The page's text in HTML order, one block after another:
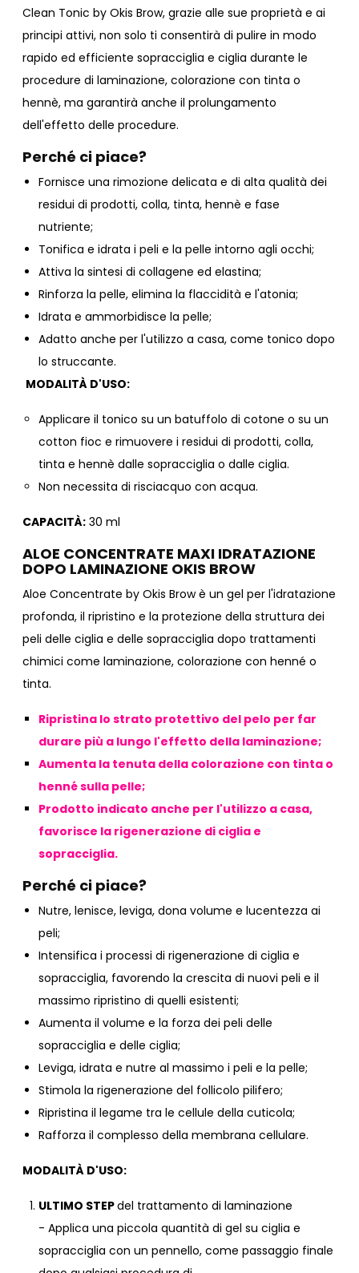
Clean Tonic by Okis Brow, grazie alle sue proprietà e ai
principi attivi, non solo ti consentirà di pulire in modo
rapido ed efficiente sopracciglia e ciglia durante le
procedure di laminazione, colorazione con tinta o
hennè, ma garantirà anche il prolungamento
dell'effetto delle procedure.
Perché ci piace?
Fornisce una rimozione delicata e di alta qualità dei
residui di prodotti, colla, tinta, hennè e fase
nutriente;
Tonifica e idrata i peli e la pelle intorno agli occhi;
Attiva la sintesi di collagene ed elastina;
Rinforza la pelle, elimina la flaccidità e l'atonia;
Idrata e ammorbidisce la pelle;
Adatto anche per l'utilizzo a casa, come tonico dopo
lo struccante.
MODALITÀ D'USO:
Applicare il tonico su un batuffolo di cotone o su un
cotton fioc e rimuovere i residui di prodotti, colla,
tinta e hennè dalle sopracciglia o dalle ciglia.
Non necessita di risciacquo con acqua.
CAPACITÀ: 30 ml
ALOE CONCENTRATE MAXI IDRATAZIONE
DOPO LAMINAZIONE OKIS BROW
Aloe Concentrate by Okis Brow è un gel per l'idratazione
profonda, il ripristino e la protezione della struttura dei
peli delle ciglia e delle sopracciglia dopo trattamenti
chimici come laminazione, colorazione con henné o
tinta.
Ripristina lo strato protettivo del pelo per far
durare più a lungo l'effetto della laminazione;
Aumenta la tenuta della colorazione con tinta o
henné sulla pelle;
Prodotto indicato anche per l'utilizzo a casa,
favorisce la rigenerazione di ciglia e
sopracciglia.
Perché ci piace?
Nutre, lenisce, leviga, dona volume e lucentezza ai
peli;
Intensifica i processi di rigenerazione di ciglia e
sopracciglia, favorendo la crescita di nuovi peli e il
massimo ripristino di quelli esistenti;
Aumenta il volume e la forza dei peli delle
sopracciglia e delle ciglia;
Leviga, idrata e nutre al massimo i peli e la pelle;
Stimola la rigenerazione del follicolo pilifero;
Ripristina il legame tra le cellule della cuticola;
Rafforza il complesso della membrana cellulare.
MODALITÀ D'USO:
ULTIMO STEPdel trattamento di laminazione
- Applica una piccola quantità di gel su ciglia e
sopracciglia con un pennello, come passaggio finale